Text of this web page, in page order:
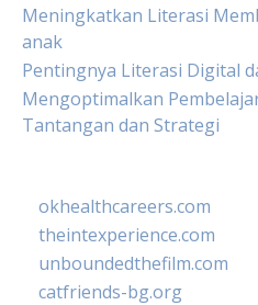
Meningkatkan Literasi
anak
Pentingnya Literasi Digital
Mengoptimalkan
Tantangan dan Strategi
okhealthcareers.com
theintexperience.com
unboundedthefilm.com
catfriends-bg.org